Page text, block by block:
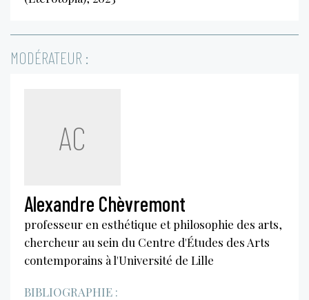
MODÉRATEUR :
AC
Alexandre Chèvremont
professeur en esthétique et philosophie des arts,
chercheur au sein du Centre d'Études des Arts
contemporains à l'Université de Lille
BIBLIOGRAPHIE :